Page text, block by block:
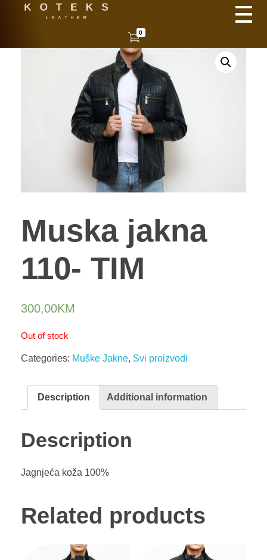
0
Muska jakna
110- TIM
300,00KM
Out of stock
Categories: Muške Jakne, Svi proizvodi
Description Additional information
Description
Jagnjeća koža 100%
Related products